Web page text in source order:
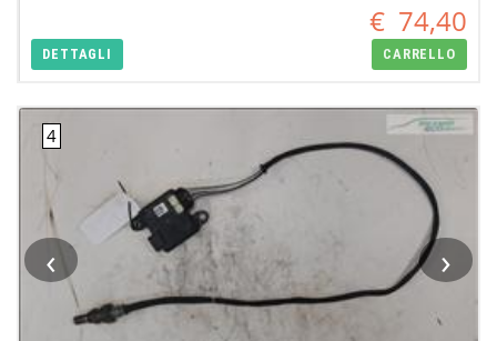
€ 74,40
DETTAGLI CARRELLO
‹ ›